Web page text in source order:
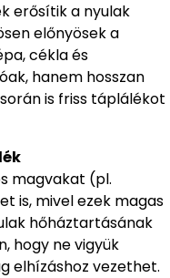
erősítik a nyulak
előnyösek a
cékla és
hanem hosszan
is friss táplálékot
magvakat (pl.
is, mivel ezek magas
hőháztartásának
hogy ne vigyük
elhízáshoz vezethet.